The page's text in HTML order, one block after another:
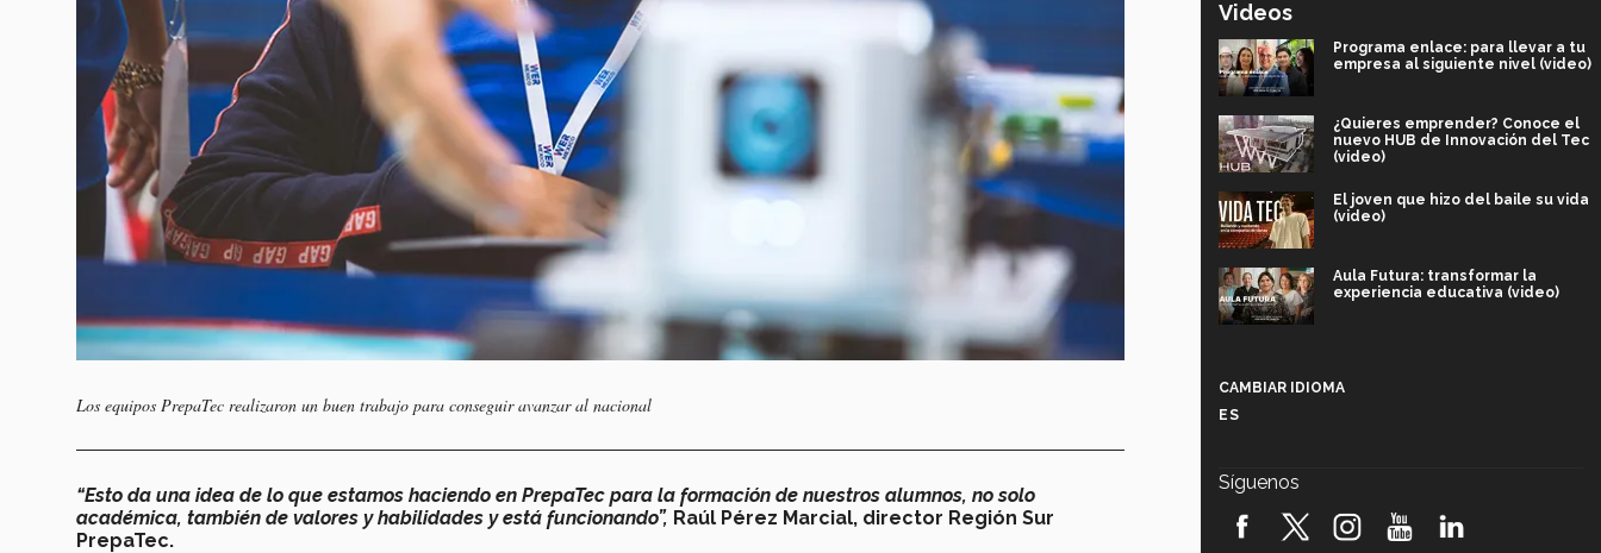
Los equipos PrepaTec realizaron un buen trabajo para conseguir avanzar al nacional
“Esto da una idea de lo que estamos haciendo en PrepaTec para la formación de nuestros alumnos, no solo
académica, también de valores y habilidades y está funcionando”, Raúl Pérez Marcial, director Región Sur
PrepaTec.
Videos
Programa enlace: para llevar a tu
empresa al siguiente nivel (video)
¿Quieres emprender? Conoce el
nuevo HUB de Innovación del Tec
(video)
El joven que hizo del baile su vida
(video)
Aula Futura: transformar la
experiencia educativa (video)
robótica FIRST 2026! (video)
CAMBIAR IDIOMA
ES
Síguenos